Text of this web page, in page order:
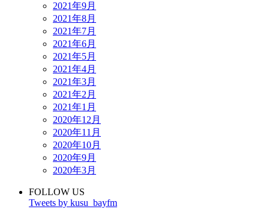
2021年9月
2021年8月
2021年7月
2021年6月
2021年5月
2021年4月
2021年3月
2021年2月
2021年1月
2020年12月
2020年11月
2020年10月
2020年9月
2020年3月
FOLLOW US
Tweets by kusu_bayfm